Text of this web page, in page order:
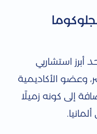
أبرز استشاريي
وعضو الأكاديمية
إلى كونه زميلًا